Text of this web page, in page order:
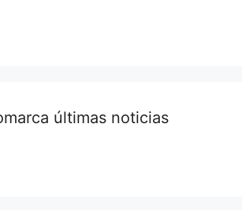
últimas noticias